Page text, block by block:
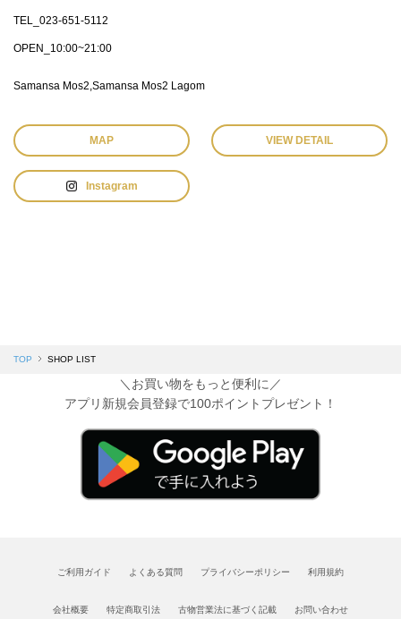
TEL_023-651-5112
OPEN_10:00~21:00
Samansa Mos2 Samansa Mos2 Lagom
MAP VIEW DETAIL
Instagram
TOP SHOP LIST
＼お買い物をもっと便利に／
アプリ新規会員登録で100ポイントプレゼント！
ご利用ガイド よくある質問 プライバシーポリシー 利用規約
会社概要 特定商取引法 古物営業法に基づく記載 お問い合わせ